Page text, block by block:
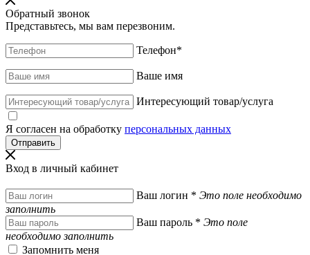
Обратный звонок
Представьтесь, мы вам перезвоним.
Телефон*
Ваше имя
Интересующий товар/услуга
Я согласен на обработку персональных данных
Вход в личный кабинет
Ваш логин * Это поле необходимо
заполнить
Ваш пароль * Это поле
необходимо заполнить
Запомнить меня